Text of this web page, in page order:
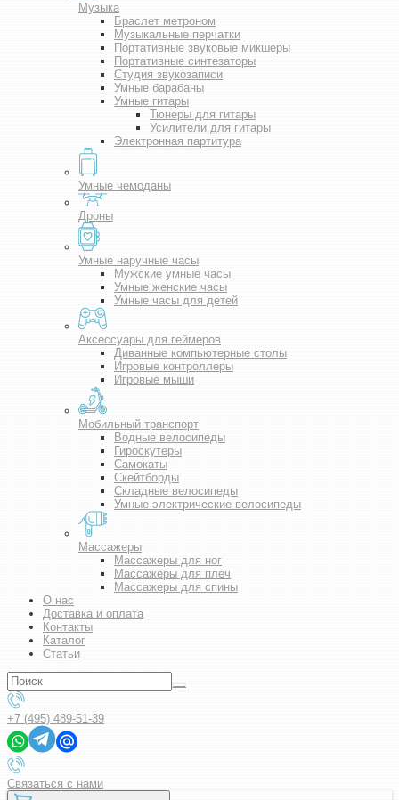
Музыка
Браслет метроном
Музыкальные перчатки
Портативные звуковые микшеры
Портативные синтезаторы
Студия звукозаписи
Умные барабаны
Умные гитары
Тюнеры для гитары
Усилители для гитары
Электронная партитура
Умные чемоданы
Дроны
Умные наручные часы
Мужские умные часы
Умные женские часы
Умные часы для детей
Аксессуары для геймеров
Диванные компьютерные столы
Игровые контроллеры
Игровые мыши
Мобильный транспорт
Водные велосипеды
Гироскутеры
Самокаты
Скейтборды
Складные велосипеды
Умные электрические велосипеды
Массажеры
Массажеры для ног
Массажеры для плеч
Массажеры для спины
О нас
Доставка и оплата
Контакты
Каталог
Статьи
+7 (495) 489-51-39
Связаться с нами